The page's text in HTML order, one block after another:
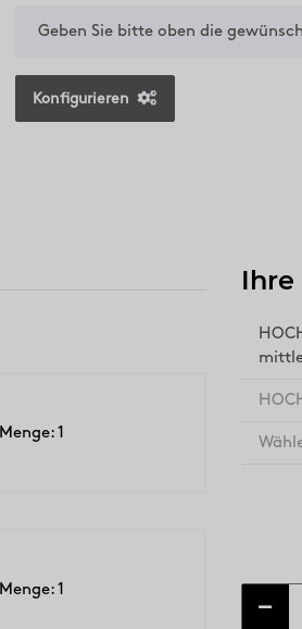
x
Geben Sie bitte oben die
Konfigurieren
Menge: 1
Menge: 1